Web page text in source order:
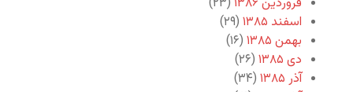
اسفند ۱۳۸۵
(۲۹)
بهمن ۱۳۸۵
(۱۶)
دی ۱۳۸۵
(۲۶)
آذر ۱۳۸۵
(۳۴)